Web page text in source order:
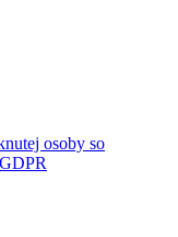
osoby so